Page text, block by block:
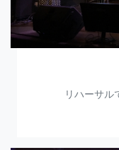
リハーサル